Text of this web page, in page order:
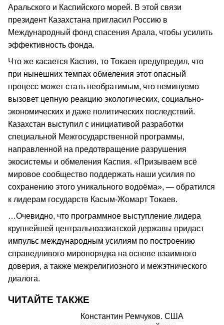
Аральского и Каспийского морей. В этой связи
президент Казахстана пригласил Россию в
Международный фонд спасения Арала, чтобы усилить
эффективность фонда.
Что же касается Каспия, то Токаев предупредил, что
при нынешних темпах обмеления этот опасный
процесс может стать необратимым, что неминуемо
вызовет цепную реакцию экологических, социально-
экономических и даже политических последствий.
Казахстан выступил с инициативой разработки
специальной Межгосударственной программы,
направленной на предотвращение разрушения
экосистемы и обмеления Каспия. «Призываем всё
мировое сообщество поддержать наши усилия по
сохранению этого уникального водоёма», — обратился
к лидерам государств Касым-Жомарт Токаев.
…Очевидно, что программное выступление лидера
крупнейшей центральноазиатской державы придаст
импульс международным усилиям по построению
справедливого миропорядка на основе взаимного
доверия, а также межрелигиозного и межэтнического
диалога.
ЧИТАЙТЕ ТАКЖЕ
Константин Ремчуков. США